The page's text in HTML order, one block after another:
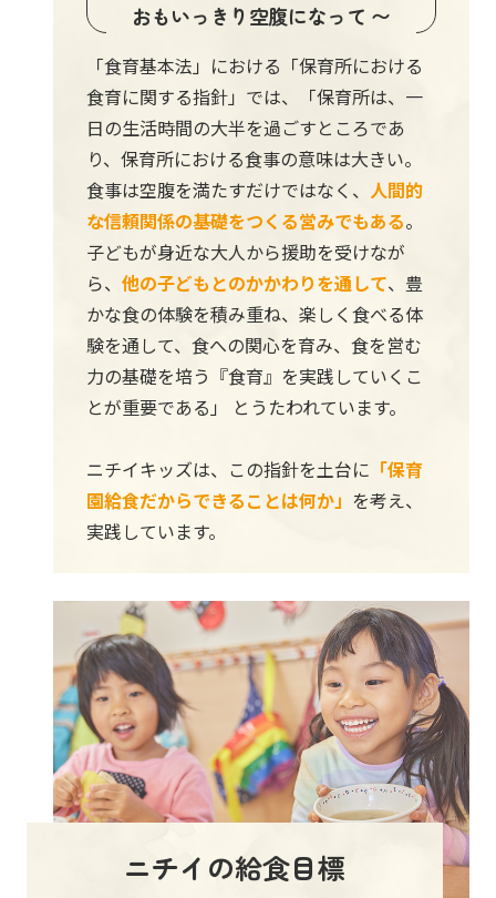
おもいっきり空腹になって 〜
「食育基本法」における「保育所における
食育に関する指針」では、「保育所は、一
日の生活時間の大半を過ごすところであ
り、保育所における食事の意味は大きい。
食事は空腹を満たすだけではなく、 人間的
な信頼関係の基礎をつくる営みでもある。
子どもが身近な大人から援助を受けなが
ら、 他の子どもとのかかわりを通して、豊
かな食の体験を積み重ね、楽しく食べる体
験を通して、食への関心を育み、食を営む
力の基礎を培う『食育』を実践していくこ
とが重要である」 とうたわれています。
ニチイキッズは、この指針を土台に 「保育
園給食だからできることは何か」 を考え、
実践しています。
ニチイの給食目標